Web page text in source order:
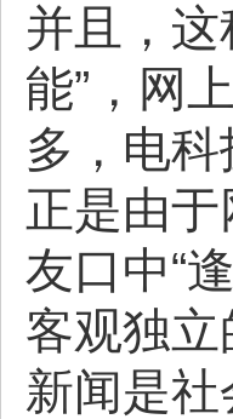
并且，
能”，网
多，电
正是由
友口中“
客观独
新闻是